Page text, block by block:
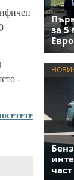
-
за 5
част